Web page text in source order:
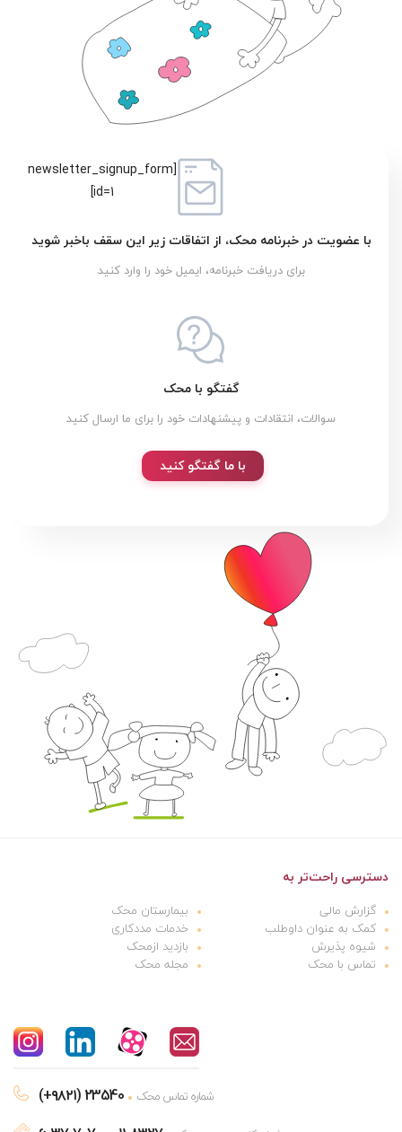
با عضویت در خبرنامه محک، از اتفاقات زیر این سقف باخبر شوید
برای دریافت خبرنامه، ایمیل خود را وارد کنید
[newsletter_signup_form
id=1]
گفتگو با محک
سوالات، انتقادات و پیشنهادات خود را برای ما ارسال کنید
با ما گفتگو کنید
دسترسی راحت‌تر به
گزارش مالی
بیمارستان محک
کمک به عنوان داوطلب
خدمات مددکاری
شیوه پذیرش
بازدید ازمحک
تماس با محک
مجله محک
(+۹۸۲۱) 23540 شماره تماس محک